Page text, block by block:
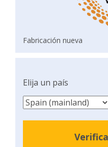
Fabricación nueva
Elija un país